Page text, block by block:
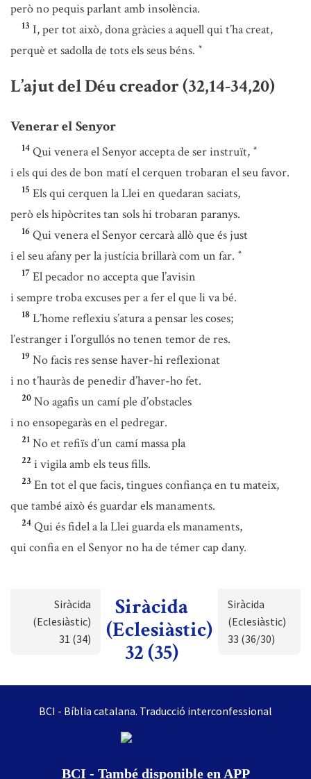
però no pequis parlant amb insolència.
13 I, per tot això, dona gràcies a aquell qui t’ha creat,
perquè et sadolla de tots els seus béns. *
L’ajut del Déu creador (32,14-34,20)
Venerar el Senyor
14 Qui venera el Senyor accepta de ser instruït, *
i els qui des de bon matí el cerquen trobaran el seu favor.
15 Els qui cerquen la Llei en quedaran saciats,
però els hipòcrites tan sols hi trobaran paranys.
16 Qui venera el Senyor cercarà allò que és just
i el seu afany per la justícia brillarà com un far. *
17 El pecador no accepta que l’avisin
i sempre troba excuses per a fer el que li va bé.
18 L’home reflexiu s’atura a pensar les coses;
l’estranger i l’orgullós no tenen temor de res.
19 No facis res sense haver-hi reflexionat
i no t’hauràs de penedir d’haver-ho fet.
20 No agafis un camí ple d’obstacles
i no ensopegaràs en el pedregar.
21 No et refiïs d’un camí massa pla
22 i vigila amb els teus fills.
23 En tot el que facis, tingues confiança en tu mateix,
que també això és guardar els manaments.
24 Qui és fidel a la Llei guarda els manaments,
qui confia en el Senyor no ha de témer cap dany.
Siràcida
(Eclesiàstic)
31 (34)
Siràcida
(Eclesiàstic)
32 (35)
Siràcida
(Eclesiàstic)
33 (36/30)
BCI - Bíblia catalana. Traducció interconfessional
BCI - També disponible en APP